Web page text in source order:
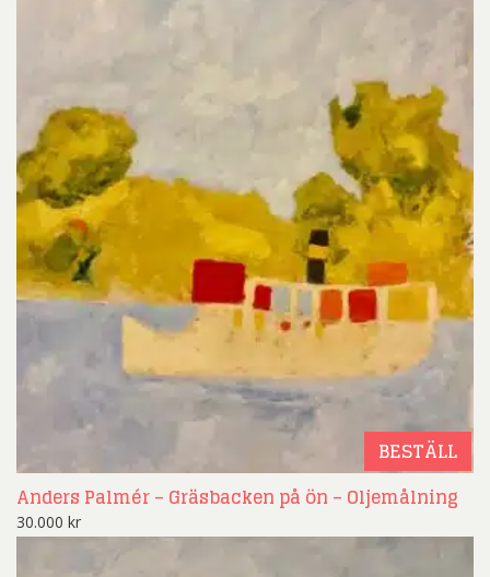
BESTÄLL
Anders Palmér – Gräsbacken på ön – Oljemålning
30.000 kr